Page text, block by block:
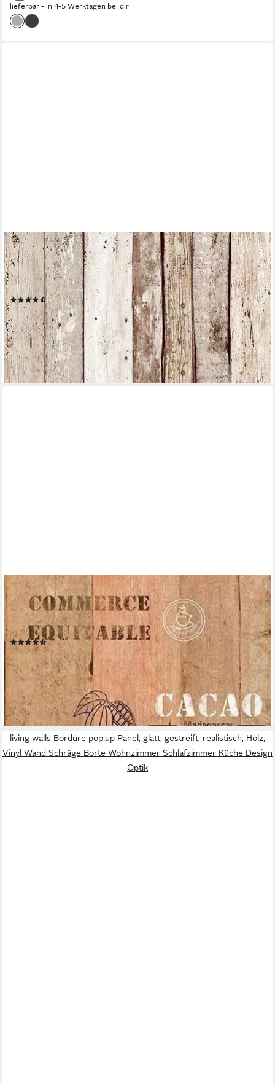
lieferbar - in 4-5 Werktagen bei dir
LIVING WALLS
Bordüre pop.up Panel, glatt, gestreift, realistisch, Holz,
Holzplanken in Vintage-Optik selbstklebend Borte Wohnzimmer
modern
(7)
24,65 € UVP41,95 €
(28,33 €/ 1 qm)
-41%
leider ausverkauft
LIVING WALLS
Bordüre pop.up Panel, glatt, gestreift, realistisch, Holz,
Holzplanken selbstklebend Borte Wohnzimmer Schlafzimmer
Küche Design
(3)
25,18 € UVP41,95 €
(28,94 €/ 1 qm)
-40%
lieferbar - in 4-5 Werktagen bei dir
living walls Bordüre pop.up Panel, glatt, gestreift, realistisch, Holz,
Vinyl Wand Schräge Borte Wohnzimmer Schlafzimmer Küche Design
Optik